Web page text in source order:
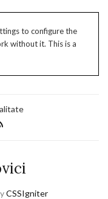
to configure the
without it. This is a
CSSIgniter